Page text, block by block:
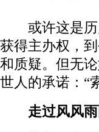
或许这是历
获得主办权，
和质疑。但无
世人的承诺：“
走过风风